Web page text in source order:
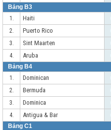
Bảng B3
1.
Haiti
2.
Puerto Rico
3.
Sint Maarten
4.
Aruba
Bảng B4
1.
Dominican
2.
Bermuda
3.
Dominica
4.
Antigua & Bar
Bảng C1